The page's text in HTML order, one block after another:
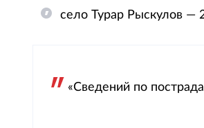
село Турар Рыскулов —
«Сведений по